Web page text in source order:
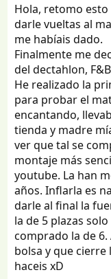
s
:
Hola, retomo
darle vueltas al
me habíais dado.
Finalmente me
del dectahlon,
He realizado la
para probar el
encantando,
tienda y madre
ver que tal se
montaje más
youtube. La han
años. Inflarla es
darle al final la
la de 5 plazas
comprado la de 6.
bolsa y que cierre
haceis xD